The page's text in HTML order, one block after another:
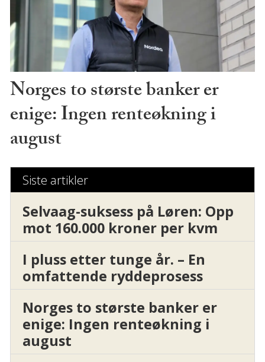
Norges to største banker er
enige: Ingen renteøkning i
august
Siste artikler
Selvaag-suksess på Løren: Opp
mot 160.000 kroner per kvm
I pluss etter tunge år. – En
omfattende ryddeprosess
Norges to største banker er
enige: Ingen renteøkning i
august